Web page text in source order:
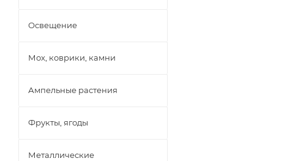
Освещение
Мох, коврики, камни
Ампельные растения
Фрукты, ягоды
Металлические